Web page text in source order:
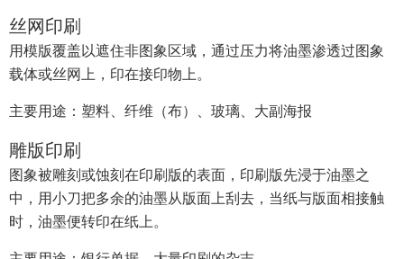
丝网印刷
用模版覆盖以遮住非图象区域，通过压力将油墨渗透过图象
载体或丝网上，印在接印物上。
主要用途：塑料、纤维（布）、玻璃、大副海报
雕版印刷
图象被雕刻或蚀刻在印刷版的表面，印刷版先浸于油墨之
中，用小刀把多余的油墨从版面上刮去，当纸与版面相接触
时，油墨便转印在纸上。